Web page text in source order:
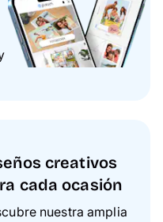
creativos
cada ocasión
nuestra amplia